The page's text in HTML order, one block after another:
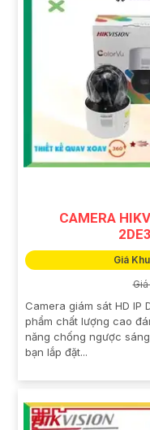
CAMERA
Giá
Camera giám sát HD IP
phẩm chất lượng cao
năng chống ngược
bạn lắp đặt...